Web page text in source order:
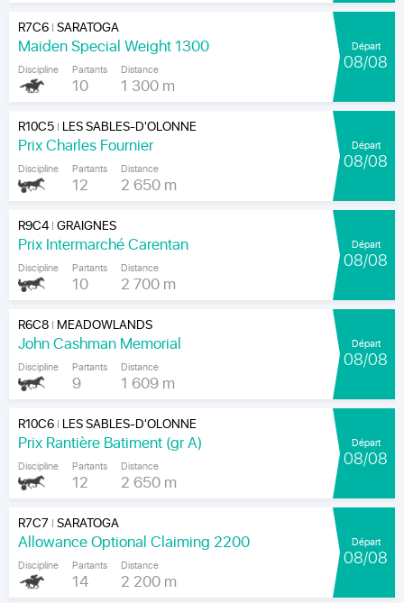
R7C6|SARATOGA
Maiden Special Weight 1300
Discipline Partants
10
Distance
1 300 m
Départ
08/08
R10C5| LES SABLES-D'OLONNE
Prix Charles Fournier
Discipline Partants
12
Distance
2 650 m
Départ
08/08
R9C4|GRAIGNES
Prix Intermarché Carentan
Discipline Partants
10
Distance
2 700 m
Départ
08/08
R6C8| MEADOWLANDS
John Cashman Memorial
Discipline Partants
9
Distance
1 609 m
Départ
08/08
R10C6| LES SABLES-D'OLONNE
Prix Rantière Batiment (gr A)
Discipline Partants
12
Distance
2 650 m
Départ
08/08
R7C7 |SARATOGA
Allowance Optional Claiming 2200
Discipline Partants
14
Distance
2 200 m
Départ
08/08